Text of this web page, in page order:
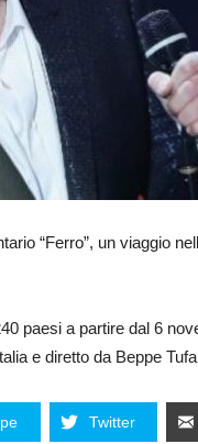
“Ferro”, un viaggio
paesi a partire dal 6
e diretto da Beppe
Twitter